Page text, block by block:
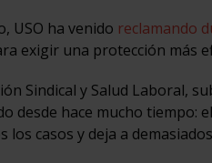
USO ha venido reclamando
exigir una protección más
Sindical y Salud Laboral,
desde hace mucho tiempo:
los casos y deja a